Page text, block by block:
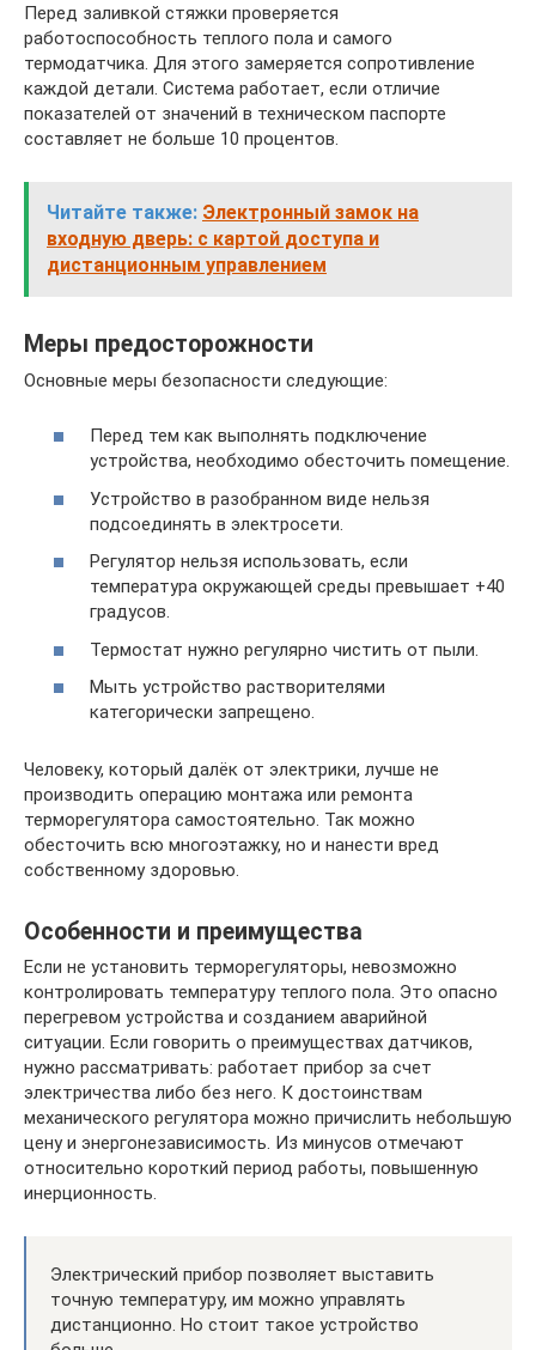
Перед заливкой стяжки проверяется
работоспособность теплого пола и самого
термодатчика. Для этого замеряется сопротивление
каждой детали. Система работает, если отличие
показателей от значений в техническом паспорте
составляет не больше 10 процентов.
Читайте также: Электронный замок на
входную дверь: с картой доступа и
дистанционным управлением
Меры предосторожности
Основные меры безопасности следующие:
Перед тем как выполнять подключение
устройства, необходимо обесточить помещение.
Устройство в разобранном виде нельзя
подсоединять в электросети.
Регулятор нельзя использовать, если
температура окружающей среды превышает +40
градусов.
Термостат нужно регулярно чистить от пыли.
Мыть устройство растворителями
категорически запрещено.
Человеку, который далёк от электрики, лучше не
производить операцию монтажа или ремонта
терморегулятора самостоятельно. Так можно
обесточить всю многоэтажку, но и нанести вред
собственному здоровью.
Особенности и преимущества
Если не установить терморегуляторы, невозможно
контролировать температуру теплого пола. Это опасно
перегревом устройства и созданием аварийной
ситуации. Если говорить о преимуществах датчиков,
нужно рассматривать: работает прибор за счет
электричества либо без него. К достоинствам
механического регулятора можно причислить небольшую
цену и энергонезависимость. Из минусов отмечают
относительно короткий период работы, повышенную
инерционность.
Электрический прибор позволяет выставить
точную температуру, им можно управлять
дистанционно. Но стоит такое устройство